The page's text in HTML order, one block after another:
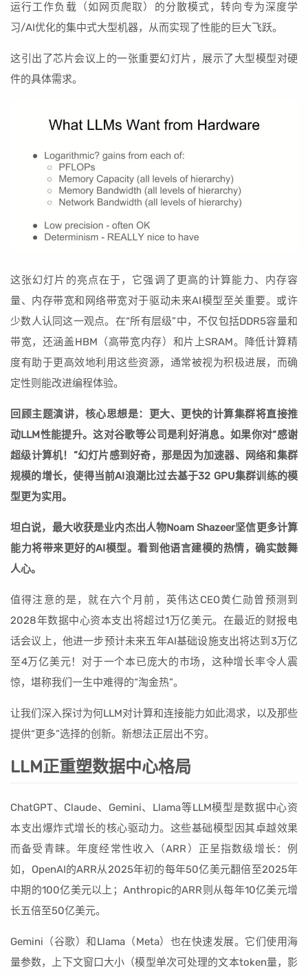
运行工作负载（如网页爬取）的分散模式，转向专为深度学
习/AI优化的集中式大型机器，从而实现了性能的巨大飞跃。
这引出了芯片会议上的一张重要幻灯片，展示了大型模型对硬
件的具体需求。
这张幻灯片的亮点在于，它强调了更高的计算能力、内存容
量、内存带宽和网络带宽对于驱动未来AI模型至关重要。或许
少数人认同这一观点。在“所有层级”中，不仅包括DDR5容量和
带宽，还涵盖HBM（高带宽内存）和片上SRAM。降低计算精
度有助于更高效地利用这些资源，通常被视为积极进展，而确
定性则能改进编程体验。
回顾主题演讲，核心思想是：更大、更快的计算集群将直接推
动LLM性能提升。这对谷歌等公司是利好消息。如果你对“感谢
超级计算机！”幻灯片感到好奇，那是因为加速器、网络和集群
规模的增长，使得当前AI浪潮比过去基于32 GPU集群训练的模
型更为实用。
坦白说，最大收获是业内杰出人物Noam Shazeer坚信更多计算
能力将带来更好的AI模型。看到他语言建模的热情，确实鼓舞
人心。
值得注意的是，就在六个月前，英伟达CEO黄仁勋曾预测到
2028年数据中心资本支出将超过1万亿美元。在最近的财报电
话会议上，他进一步预计未来五年AI基础设施支出将达到3万亿
至4万亿美元！对于一个本已庞大的市场，这种增长率令人震
惊，堪称我们一生中难得的“淘金热”。
让我们深入探讨为何LLM对计算和连接能力如此渴求，以及那些
提供“更多”选择的创新。新想法正层出不穷。
LLM正重塑数据中心格局
ChatGPT、Claude、Gemini、Llama等LLM模型是数据中心资
本支出爆炸式增长的核心驱动力。这些基础模型因其卓越效果
而备受青睐。年度经常性收入（ARR）正呈指数级增长：例
如，OpenAI的ARR从2025年初的每年50亿美元翻倍至2025年
中期的100亿美元以上；Anthropic的ARR则从每年10亿美元增
长五倍至50亿美元。
Gemini（谷歌）和Llama（Meta）也在快速发展。它们使用海
量参数，上下文窗口大小（模型单次可处理的文本token量，影